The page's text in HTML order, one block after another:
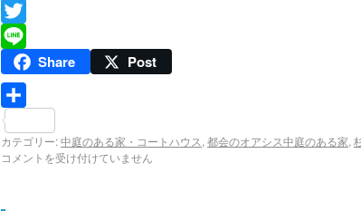
Facebook
Twitter
Line
Share Post
有
カテゴリー:中庭のある家・コートハウス, 都会のオアシス中庭のある家,
コメントを受け付けていません